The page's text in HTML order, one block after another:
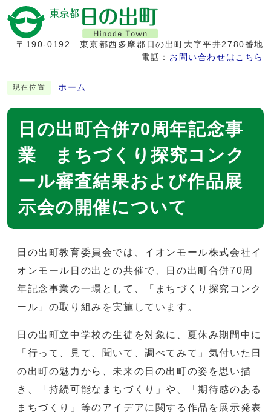
〒190-0192
東京都西多摩郡日の出町大字平井2780番地
電話： お問い合わせはこちら
現在位置 ホーム
日の出町合併70周年記念事
業 まちづくり探究コンク
ール審査結果および作品展
示会の開催について
日の出町教育委員会では、イオンモール株式会社イ
オンモール日の出との共催で、日の出町合併70周
年記念事業の一環として、「まちづくり探究コンク
ール」の取り組みを実施しています。
日の出町立中学校の生徒を対象に、夏休み期間中に
「行って、見て、聞いて、調べてみて」気付いた日
の出町の魅力から、未来の日の出町の姿を思い描
き、「持続可能なまちづくり」や、「期待感のある
まちづくり」等のアイデアに関する作品を展示発表